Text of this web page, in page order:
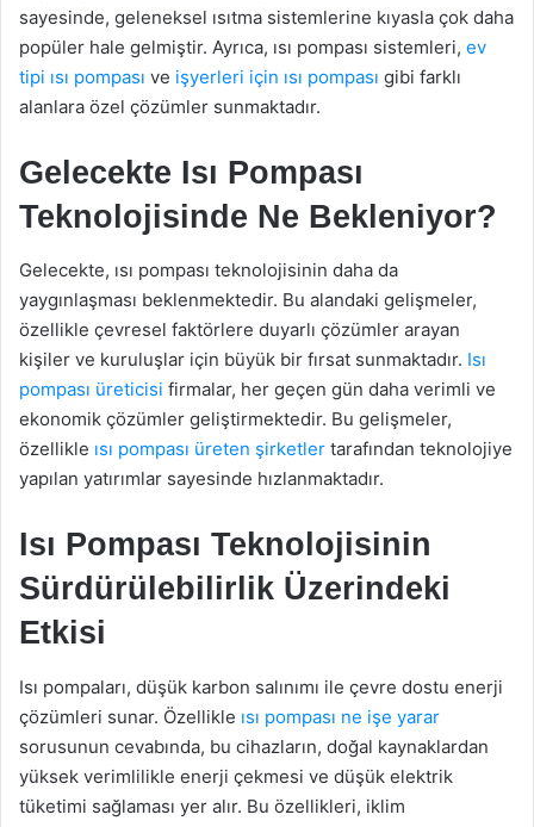
sayesinde, geleneksel ısıtma sistemlerine kıyasla çok daha
popüler hale gelmiştir. Ayrıca, ısı pompası sistemleri, ev
tipi ısı pompası ve işyerleri için ısı pompası gibi farklı
alanlara özel çözümler sunmaktadır.
Gelecekte Isı Pompası
Teknolojisinde Ne Bekleniyor?
Gelecekte, ısı pompası teknolojisinin daha da
yaygınlaşması beklenmektedir. Bu alandaki gelişmeler,
özellikle çevresel faktörlere duyarlı çözümler arayan
kişiler ve kuruluşlar için büyük bir fırsat sunmaktadır. Isı
pompası üreticisi firmalar, her geçen gün daha verimli ve
ekonomik çözümler geliştirmektedir. Bu gelişmeler,
özellikle ısı pompası üreten şirketler tarafından teknolojiye
yapılan yatırımlar sayesinde hızlanmaktadır.
Isı Pompası Teknolojisinin
Sürdürülebilirlik Üzerindeki
Etkisi
Isı pompaları, düşük karbon salınımı ile çevre dostu enerji
çözümleri sunar. Özellikle ısı pompası ne işe yarar
sorusunun cevabında, bu cihazların, doğal kaynaklardan
yüksek verimlilikle enerji çekmesi ve düşük elektrik
tüketimi sağlaması yer alır. Bu özellikleri, iklim